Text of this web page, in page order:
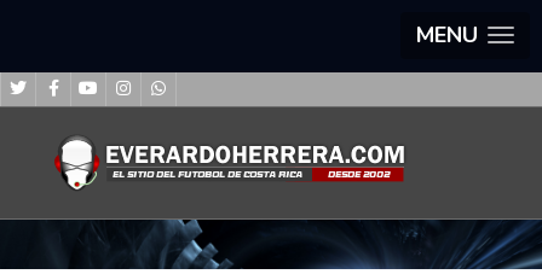
MENU